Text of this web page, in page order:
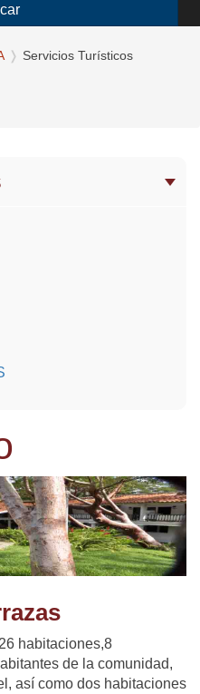
Servicios Turísticos
habitaciones,8
de la comunidad,
así como dos habitaciones